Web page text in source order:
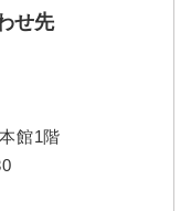
せ先
館1階